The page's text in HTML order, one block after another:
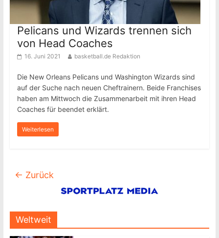
Pelicans und Wizards trennen sich
von Head Coaches
16. Juni 2021 basketball.de Redaktion
Die New Orleans Pelicans und Washington Wizards sind
auf der Suche nach neuen Cheftrainern. Beide Franchises
haben am Mittwoch die Zusammenarbeit mit ihren Head
Coaches für beendet erklärt.
Weiterlesen
← Zurück
Weltweit